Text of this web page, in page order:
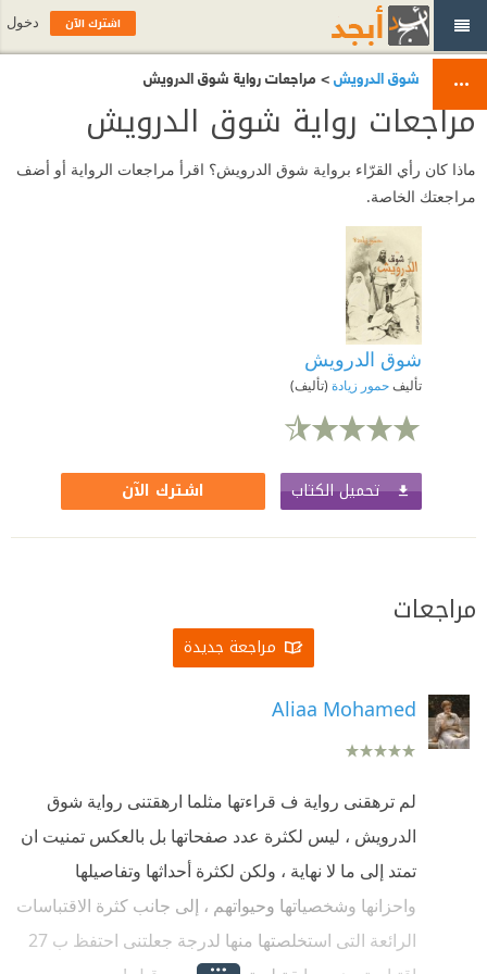
شوق الدرويش> مراجعات رواية شوق الدرويش
مراجعات رواية شوق الدرويش
ماذا كان رأي القرّاء برواية شوق الدرويش؟ اقرأ مراجعات الرواية أو أضف
مراجعتك الخاصة.
شوق الدرويش
تأليفحمور زيادة (تأليف)
تحميل الكتاب اشترك الآن
مراجعات
مراجعة جديدة
Aliaa Mohamed
لم ترهقنى رواية ف قراءتها مثلما ارهقتنى رواية شوق
الدرويش ، ليس لكثرة عدد صفحاتها بل بالعكس تمنيت ان
تمتد إلى ما لا نهاية ، ولكن لكثرة أحداثها وتفاصيلها
واحزانها وشخصياتها وحيواتهم ، إلى جانب كثرة الاقتباسات
الرائعة التى استخلصتها منها لدرجة جعلتنى احتفظ ب 27
اشترك الآن دخول